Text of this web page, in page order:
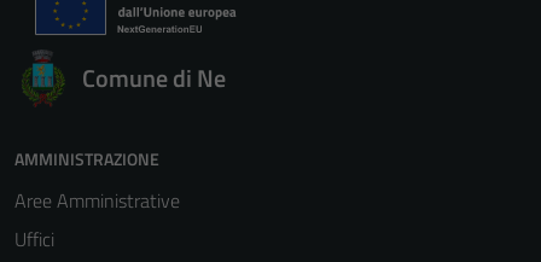
Comune di Ne
AMMINISTRAZIONE
Aree Amministrative
Uffici